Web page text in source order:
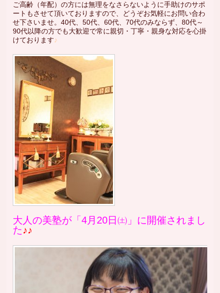
ご高齢（年配）の方には無理をなさらないように手助けのサポ
ートもさせて頂いておりますので、どうぞお気軽にお問い合わ
せ下さいませ。40代、50代、60代、70代のみならず、80代～
90代以降の方でも大歓迎で常に親切・丁寧・親身な対応を心掛
けております♪
大人の美塾が「4月20日㈯」に開催されまし
た♪♪